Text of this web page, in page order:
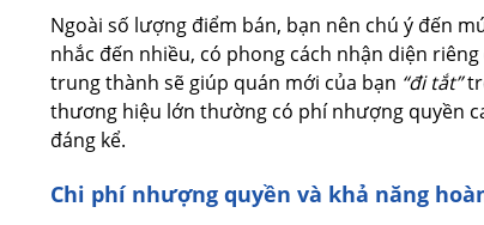
Ngoài số lượng điểm bán, bạn nên chú ý đến
nhắc đến nhiều, có phong cách nhận diện
trung thành sẽ giúp quán mới của bạn “đi tắt”
thương hiệu lớn thường có phí nhượng quyền
đáng kể.
Chi phí nhượng quyền và khả năng